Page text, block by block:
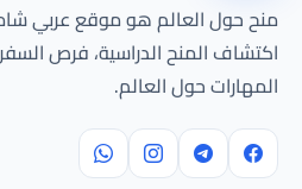
منح حول العالم هو موقع عربي
اكتشاف المنح الدراسية، فرص
المهارات حول العالم.